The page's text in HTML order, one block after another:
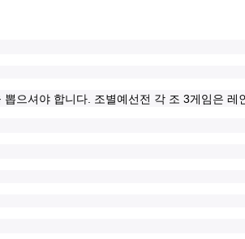
뽑으셔야 합니다. 조별예선전 각 조 3게임은 레